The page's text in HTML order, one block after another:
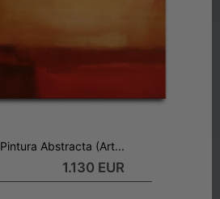
Pintura Abstracta (Art...
1.130 EUR